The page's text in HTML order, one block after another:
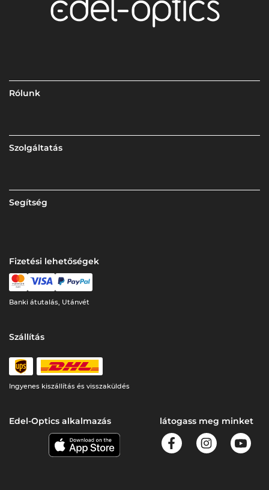
Rólunk
Szolgáltatás
Segítség
Fizetési lehetőségek
Banki átutalás, Utánvét
Szállítás
Ingyenes kiszállítás és visszaküldés
Edel-Optics alkalmazás látogass meg minket